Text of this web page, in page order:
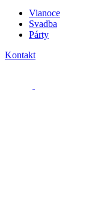
Vianoce
Svadba
Párty
Kontakt